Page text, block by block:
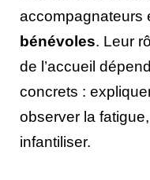
accompagnateurs
bénévoles. Leur
de l’accueil
concrets :
observer la
infantiliser.